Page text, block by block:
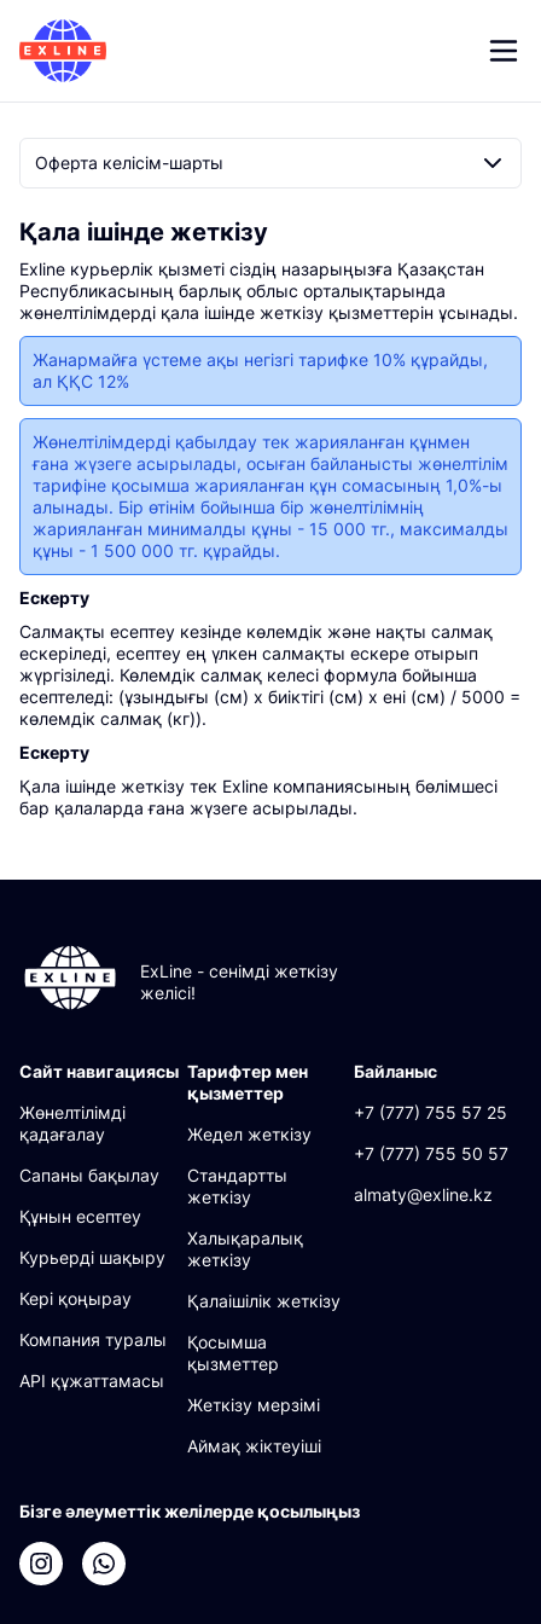
Қала ішінде жеткізу
Exline курьерлік қызметі сіздің назарыңызға Қазақстан
Республикасының барлық облыс орталықтарында
жөнелтілімдерді қала ішінде жеткізу қызметтерін ұсынады.
Жанармайға үстеме ақы негізгі тарифке 10% құрайды,
ал ҚҚС 12%
Жөнелтілімдердi қабылдау тек жарияланған құнмен
ғана жүзеге асырылады, осыған байланысты жөнелтілім
тарифiне қосымша жарияланған құн сомасының 1,0%-ы
алынады. Бір өтінім бойынша бір жөнелтілімнің
жарияланған минималды құны - 15 000 тг., максималды
құны - 1 500 000 тг. құрайды.
Ескерту
Салмақты есептеу кезінде көлемдік және нақты салмақ
ескеріледі, есептеу ең үлкен салмақты ескере отырып
жүргізіледі. Көлемдік салмақ келесі формула бойынша
есептеледі: (ұзындығы (см) х биіктігі (см) х ені (см) / 5000 =
көлемдік салмақ (кг)).
Ескерту
Қала ішінде жеткізу тек Exline компаниясының бөлімшесі
бар қалаларда ғана жүзеге асырылады.
ExLine - сенімді жеткізу
желісі!
Сайт навигациясы
Жөнелтілімді
қадағалау
Сапаны бақылау
Құнын есептеу
Курьерді шақыру
Кері қоңырау
Компания туралы
API құжаттамасы
Тарифтер мен
қызметтер
Жедел жеткізу
Стандартты
жеткізу
Халықаралық
жеткізу
Қалаішілік жеткізу
Қосымша
қызметтер
Жеткізу мерзімі
Аймақ жіктеуіші
Байланыс
+7 (777) 755 57 25
+7 (777) 755 50 57
almaty@exline.kz
Бізге әлеуметтік желілерде қосылыңыз